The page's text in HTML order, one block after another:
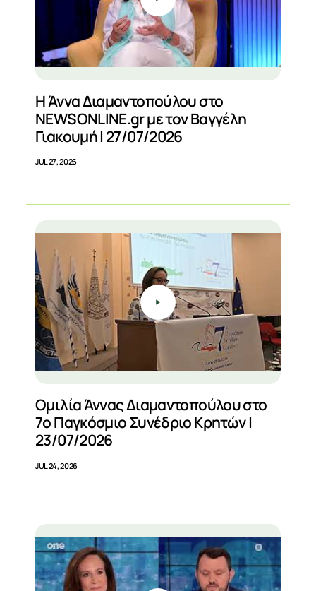
Η Άννα Διαμαντοπούλου στο
NEWSONLINE.gr με τον Βαγγέλη
Γιακουμή | 27/07/2026
JUL 27, 2026
Ομιλία Άννας Διαμαντοπούλου στο
7ο Παγκόσμιο Συνέδριο Κρητών |
23/07/2026
JUL 24, 2026